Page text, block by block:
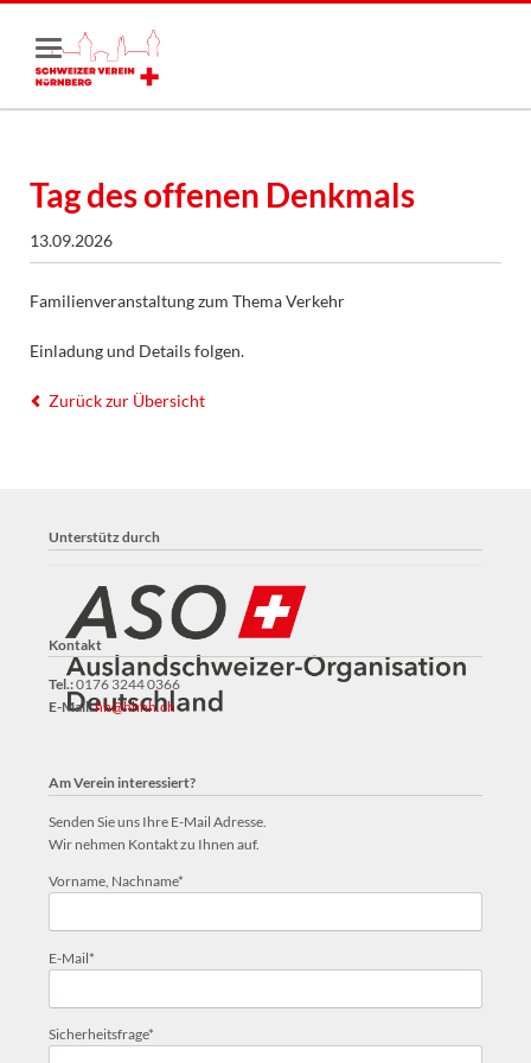
Tag des offenen Denkmals
13.09.2026
Familienveranstaltung zum Thema Verkehr
Einladung und Details folgen.
Zurück zur Übersicht
Unterstütz durch
Kontakt
Tel.:0176 3244 0366
E-Mail:hh@hhhh.ch
Am Verein interessiert?
Senden Sie uns Ihre E-Mail Adresse.
Wir nehmen Kontakt zu Ihnen auf.
Pflichtfeld
Vorname, Nachname*
Pflichtfeld
E-Mail*
Pflichtfeld
Sicherheitsfrage*